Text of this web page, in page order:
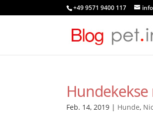
+49 9571 9400 117
Feb. 14, 2019 | Hunde,